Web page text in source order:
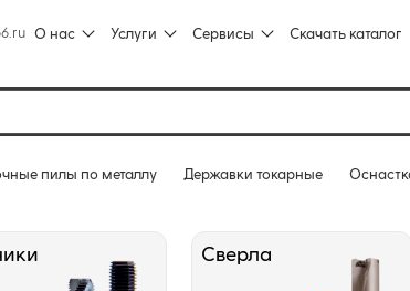
О нас Услуги Сервисы Скачать каталог
пилы по металлу Державки токарные
Сверла